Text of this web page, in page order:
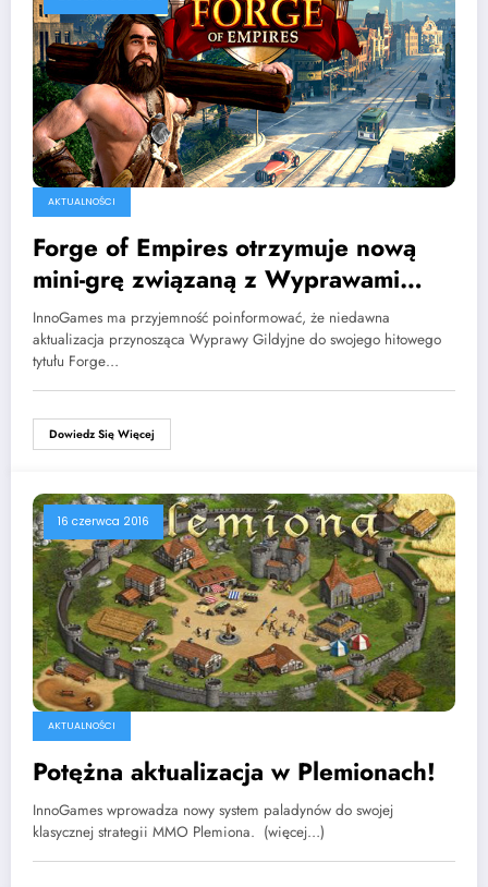
AKTUALNOŚCI
Forge of Empires otrzymuje nową
mini-grę związaną z Wyprawami
Gildijnymi
InnoGames ma przyjemność poinformować, że niedawna
aktualizacja przynosząca Wyprawy Gildyjne do swojego hitowego
tytułu Forge…
Dowiedz Się Więcej
16 czerwca 2016
AKTUALNOŚCI
Potężna aktualizacja w Plemionach!
InnoGames wprowadza nowy system paladynów do swojej
klasycznej strategii MMO Plemiona. (więcej…)